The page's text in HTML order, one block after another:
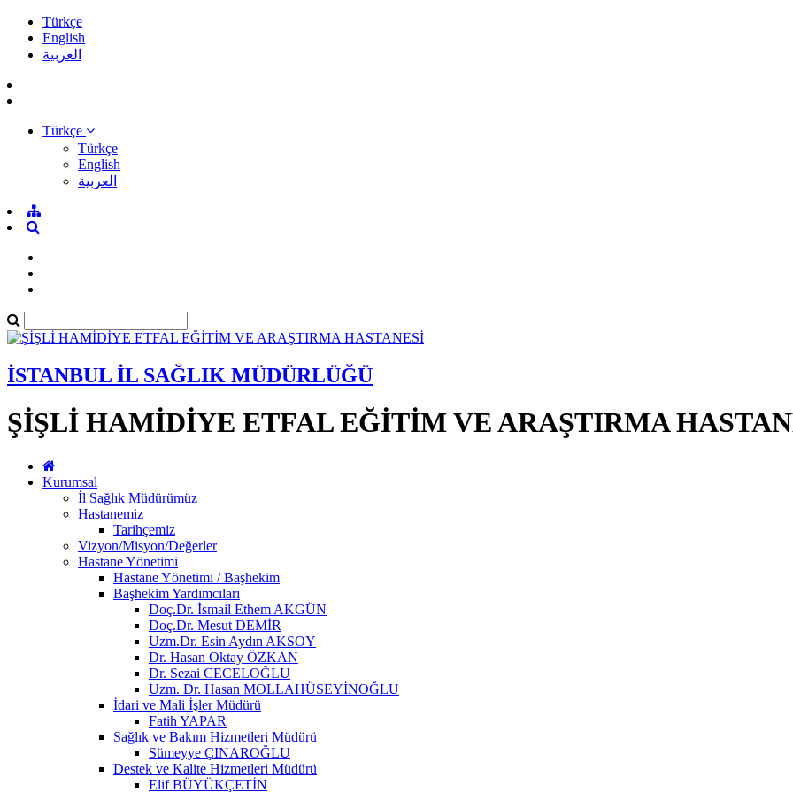
Türkçe
English
العربية
Türkçe
Türkçe
English
العربية
İSTANBUL İL SAĞLIK MÜDÜRLÜĞÜ
ŞİŞLİ HAMİDİYE ETFAL EĞİTİM VE ARAŞTIRMA
Kurumsal
İl Sağlık Müdürümüz
Hastanemiz
Tarihçemiz
Vizyon/Misyon/Değerler
Hastane Yönetimi
Hastane Yönetimi / Başhekim
Başhekim Yardımcıları
Doç.Dr. İsmail Ethem AKGÜN
Doç.Dr. Mesut DEMİR
Uzm.Dr. Esin Aydın AKSOY
Dr. Hasan Oktay ÖZKAN
Dr. Sezai CECELOĞLU
Uzm. Dr. Hasan MOLLAHÜSEYİNOĞLU
İdari ve Mali İşler Müdürü
Fatih YAPAR
Sağlık ve Bakım Hizmetleri Müdürü
Sümeyye ÇINAROĞLU
Destek ve Kalite Hizmetleri Müdürü
Elif BÜYÜKÇETİN